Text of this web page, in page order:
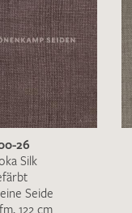
26
Silk
Seide
122 cm